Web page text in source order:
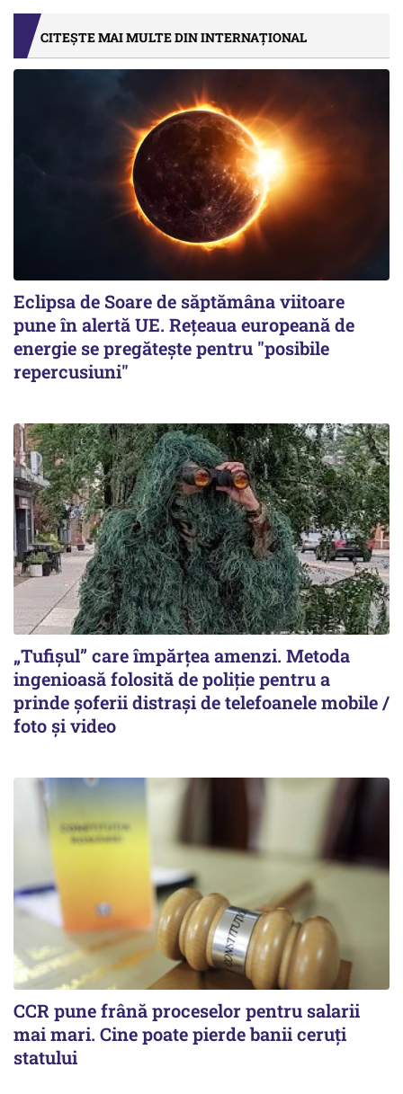
CITEȘTE MAI MULTE DIN INTERNAȚIONAL
Eclipsa de Soare de săptămâna viitoare
pune în alertă UE. Rețeaua europeană de
energie se pregătește pentru "posibile
repercusiuni"
„Tufișul” care împărțea amenzi. Metoda
ingenioasă folosită de poliție pentru a
prinde șoferii distrași de telefoanele mobile /
foto și video
CCR pune frână proceselor pentru salarii
mai mari. Cine poate pierde banii ceruți
statului